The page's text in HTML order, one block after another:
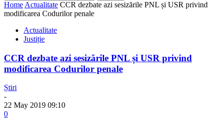
Home Actualitate CCR dezbate azi sesizările PNL și USR privind
modificarea Codurilor penale
Actualitate
Justiție
CCR dezbate azi sesizările PNL și USR privind
modificarea Codurilor penale
Știri
-
22 May 2019 09:10
0